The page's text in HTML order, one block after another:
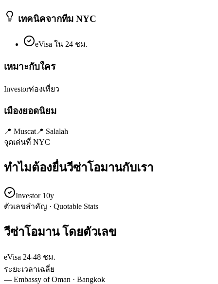
เทคนิคจากทีม NYC
eVisa ใน 24 ชม.
เหมาะกับใคร
Investorท่องเที่ยว
เมืองยอดนิยม
📍 Muscat 📍 Salalah
จุดเด่นที่ NYC
ทำไมต้องยื่นวีซ่าโอมานกับเรา
Investor 10y
ตัวเลขสำคัญ · Quotable Stats
วีซ่าโอมาน โดยตัวเลข
eVisa 24-48 ชม.
ระยะเวลาเฉลี่ย
— Embassy of Oman · Bangkok